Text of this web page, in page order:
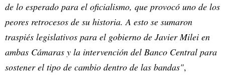
de lo esperado para el oficialismo, que provocó uno de los
peores retrocesos de su historia. A esto se sumaron
traspiés legislativos para el gobierno de Javier Milei en
ambas Cámaras y la intervención del Banco Central para
sostener el tipo de cambio dentro de las bandas",